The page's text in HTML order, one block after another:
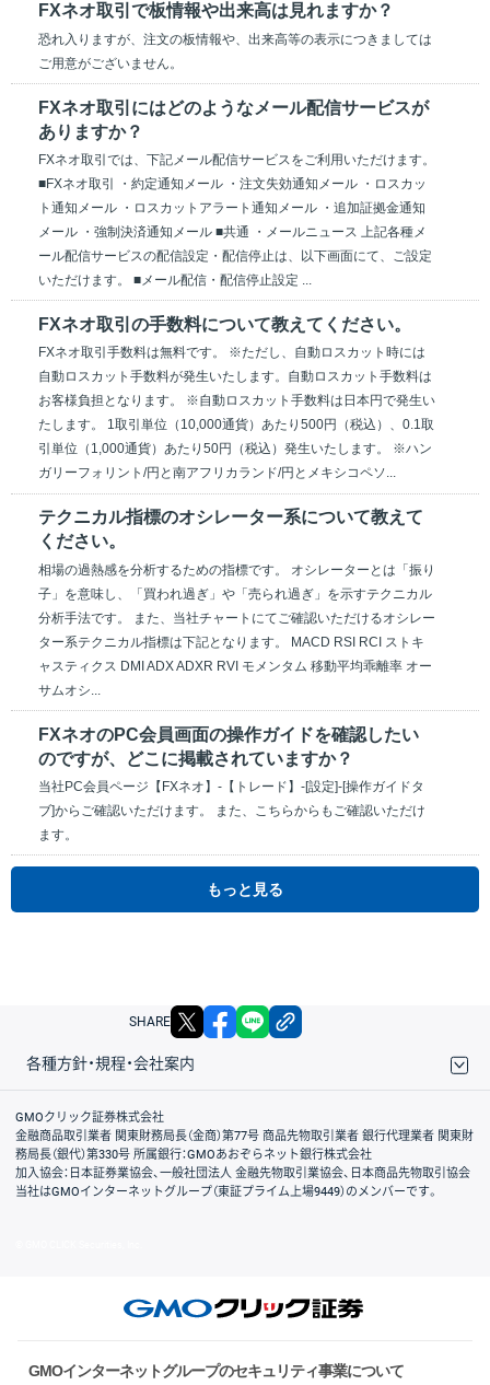
FXネオ取引で板情報や出来高は見れますか？
恐れ入りますが、注文の板情報や、出来高等の表示につきましては
ご用意がございません。
FXネオ取引にはどのようなメール配信サービスが
ありますか？
FXネオ取引では、下記メール配信サービスをご利用いただけます。
■FXネオ取引 ・約定通知メール ・注文失効通知メール ・ロスカッ
ト通知メール ・ロスカットアラート通知メール ・追加証拠金通知
メール ・強制決済通知メール ■共通 ・メールニュース 上記各種メ
ール配信サービスの配信設定・配信停止は、以下画面にて、ご設定
いただけます。 ■メール配信・配信停止設定 ...
FXネオ取引の手数料について教えてください。
FXネオ取引手数料は無料です。 ※ただし、自動ロスカット時には
自動ロスカット手数料が発生いたします。自動ロスカット手数料は
お客様負担となります。 ※自動ロスカット手数料は日本円で発生い
たします。 1取引単位（10,000通貨）あたり500円（税込）、0.1取
引単位（1,000通貨）あたり50円（税込）発生いたします。 ※ハン
ガリーフォリント/円と南アフリカランド/円とメキシコペソ...
テクニカル指標のオシレーター系について教えて
ください。
相場の過熱感を分析するための指標です。 オシレーターとは「振り
子」を意味し、「買われ過ぎ」や「売られ過ぎ」を示すテクニカル
分析手法です。 また、当社チャートにてご確認いただけるオシレー
ター系テクニカル指標は下記となります。 MACD RSI RCI ストキ
ャスティクス DMI ADX ADXR RVI モメンタム 移動平均乖離率 オー
サムオシ...
FXネオのPC会員画面の操作ガイドを確認したい
のですが、どこに掲載されていますか？
当社PC会員ページ【FXネオ】-【トレード】-[設定]-[操作ガイドタ
ブ]からご確認いただけます。 また、こちらからもご確認いただけ
ます。
もっと見る
SHARE X facebook
各種方針・規程・会社案内
取引規程・約款
サイトマップ
その他のご案内
個人情報保護方針
最良執行方針
サイトのご利用について
ディスクレイマー
信託保全
リスク説明
会社案内
GMOクリック証券株式会社
金融商品取引業者 関東財務局長（金商）第77号 商品先物取引業者 銀行代理業者 関東財
務局長（銀代）第330号 所属銀行：GMOあおぞらネット銀行株式会社
加入協会：日本証券業協会、一般社団法人 金融先物取引業協会、日本商品先物取引協会
当社はGMOインターネットグループ（東証プライム上場9449）のメンバーです。
GMOインターネットグループのセキュリティ事業について